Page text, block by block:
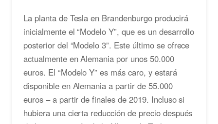
La planta de Tesla en Brandenburgo producirá
inicialmente el “Modelo Y”, que es un desarrollo
posterior del “Modelo 3”. Este último se ofrece
actualmente en Alemania por unos 50.000
euros. El “Modelo Y” es más caro, y estará
disponible en Alemania a partir de 55.000
euros – a partir de finales de 2019. Incluso si
hubiera una cierta reducción de precio después